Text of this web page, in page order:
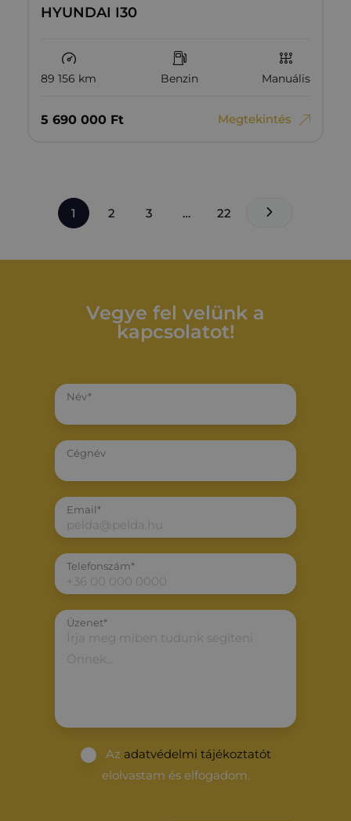
HYUNDAI I30
89 156 km Benzin Manuális
5‏‏‎ ‎690‏‏‎ ‎000 Ft Megtekintés
1 2 3 … 22
Vegye fel velünk a
kapcsolatot!
Név*
Cégnév
Email*
Telefonszám*
Üzenet*
Az adatvédelmi tájékoztatót
elolvastam és elfogadom.